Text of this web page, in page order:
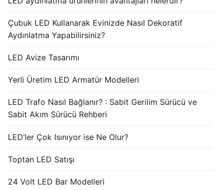
Çubuk LED Kullanarak Evinizde Nasıl Dekoratif
Aydınlatma Yapabilirsiniz?
LED Avize Tasarımı
Yerli Üretim LED Armatür Modelleri
LED Trafo Nasıl Bağlanır? : Sabit Gerilim Sürücü ve
Sabit Akım Sürücü Rehberi
LED’ler Çok Isınıyor ise Ne Olur?
Toptan LED Satışı
24 Volt LED Bar Modelleri